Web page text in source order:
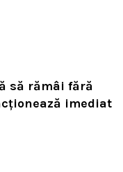
să rămâi fără
imediat